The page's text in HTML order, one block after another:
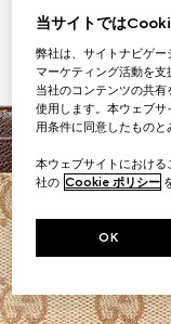
当サイトでは
弊社は、サイトナビゲ
マーケティング活動を
当社のコンテンツの共
使用します。本ウェブ
用条件に同意したものと
本ウェブサイトにおけ
社の Cookie ポリシー
OK